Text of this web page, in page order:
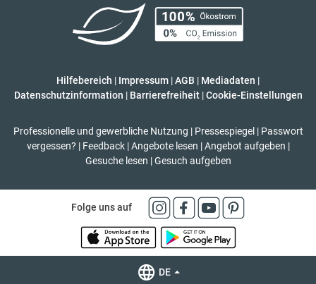
Hilfebereich | Impressum |AGB | Mediadaten |
Datenschutzinformation | Barrierefreiheit | Cookie-Einstellungen
Professionelle und gewerbliche Nutzung | Pressespiegel | Passwort
vergessen? | Feedback | Angebote lesen | Angebot aufgeben |
Gesuche lesen | Gesuch aufgeben
Folge uns auf
DE